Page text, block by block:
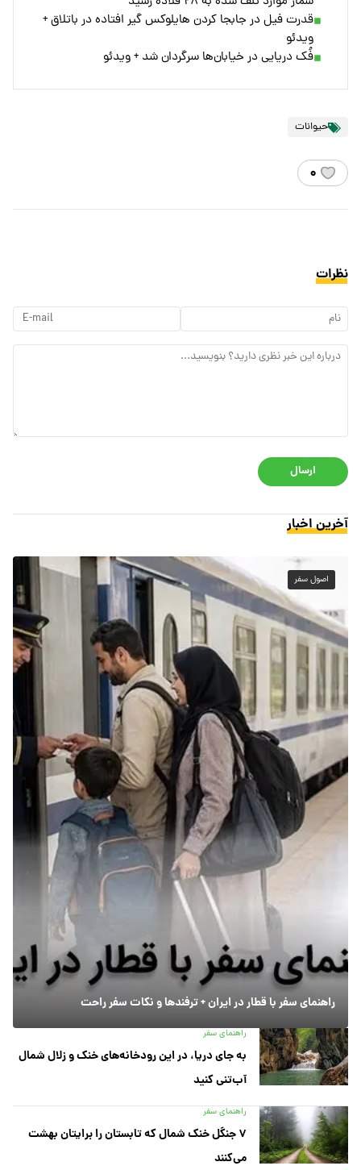
قدرت فیل در جابجا کردن هایلوکس گیر افتاده در باتلاق +
ویدئو
فُک دریایی در خیابان‌ها سرگردان شد + ویدئو
حیوانات
۰
نظرات
ارسال
آخرین اخبار
اصول سفر
راهنمای سفر با قطار در ایران + ترفندها و نکات سفر راحت
راهنمای سفر
به جای دریا، در این رودخانه‌های خنک و زلال شمال
آب‌تنی کنید
راهنمای سفر
۷ جنگل خنک شمال که تابستان را برایتان بهشت
می‌کنند